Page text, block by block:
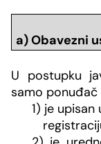
a) Obavezni
U postupku
samo ponuđač
1) je